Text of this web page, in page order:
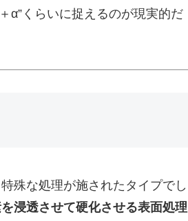
α”くらいに捉えるのが現実的だ
殊な処理が施されたタイプでし
浸透させて硬化させる表面処理